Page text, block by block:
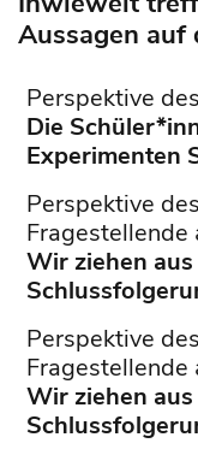
Aussagen auf
Perspektive
Die
Experimenten
Perspektive
Fragestellende
Wir ziehen
Perspektive
Fragestellende
Wir ziehen